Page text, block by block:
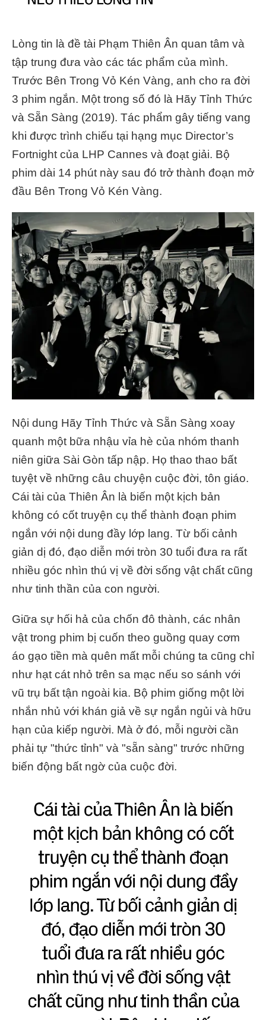
Lòng tin là đề tài Phạm Thiên Ân quan tâm và
tập trung đưa vào các tác phẩm của mình.
Trước Bên Trong Vỏ Kén Vàng, anh cho ra đời
3 phim ngắn. Một trong số đó là Hãy Tỉnh Thức
và Sẵn Sàng (2019). Tác phẩm gây tiếng vang
khi được trình chiếu tại hạng mục Director’s
Fortnight của LHP Cannes và đoạt giải. Bộ
phim dài 14 phút này sau đó trở thành đoạn mở
đầu Bên Trong Vỏ Kén Vàng.
Nội dung Hãy Tỉnh Thức và Sẵn Sàng xoay
quanh một bữa nhậu vỉa hè của nhóm thanh
niên giữa Sài Gòn tấp nập. Họ thao thao bất
tuyệt về những câu chuyện cuộc đời, tôn giáo.
Cái tài của Thiên Ân là biến một kịch bản
không có cốt truyện cụ thể thành đoạn phim
ngắn với nội dung đầy lớp lang. Từ bối cảnh
giản dị đó, đạo diễn mới tròn 30 tuổi đưa ra rất
nhiều góc nhìn thú vị về đời sống vật chất cũng
như tinh thần của con người.
Giữa sự hối hả của chốn đô thành, các nhân
vật trong phim bị cuốn theo guồng quay cơm
áo gạo tiền mà quên mất mỗi chúng ta cũng chỉ
như hạt cát nhỏ trên sa mạc nếu so sánh với
vũ trụ bất tận ngoài kia. Bộ phim giống một lời
nhắn nhủ với khán giả về sự ngắn ngủi và hữu
hạn của kiếp người. Mà ở đó, mỗi người cần
phải tự "thức tỉnh" và "sẵn sàng" trước những
biến động bất ngờ của cuộc đời.